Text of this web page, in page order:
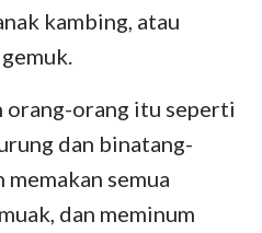
11 12 13
18 19
25 26 27
28
32 33 34
35
39 40 41
kambing, atau
orang-orang itu seperti
dan binatang-
semua
dan meminum